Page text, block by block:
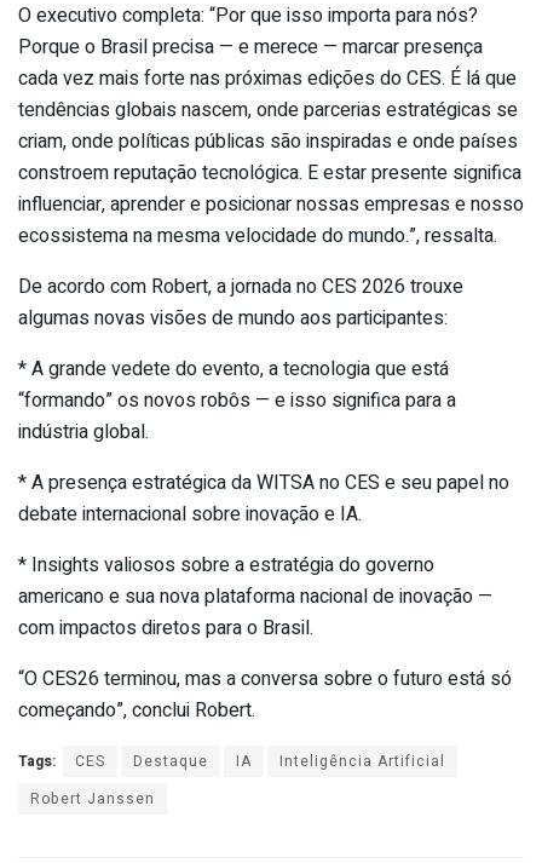
O executivo completa: “Por que isso importa para nós?
Porque o Brasil precisa — e merece — marcar presença
cada vez mais forte nas próximas edições do CES. É lá que
tendências globais nascem, onde parcerias estratégicas se
criam, onde políticas públicas são inspiradas e onde países
constroem reputação tecnológica. E estar presente significa
influenciar, aprender e posicionar nossas empresas e nosso
ecossistema na mesma velocidade do mundo.”, ressalta.
De acordo com Robert, a jornada no CES 2026 trouxe
algumas novas visões de mundo aos participantes:
* A grande vedete do evento, a tecnologia que está
“formando” os novos robôs — e isso significa para a
indústria global.
* A presença estratégica da WITSA no CES e seu papel no
debate internacional sobre inovação e IA.
* Insights valiosos sobre a estratégia do governo
americano e sua nova plataforma nacional de inovação —
com impactos diretos para o Brasil.
“O CES26 terminou, mas a conversa sobre o futuro está só
começando”, conclui Robert.
Tags: CES Destaque IA
Inteligência Artificial
Robert Janssen